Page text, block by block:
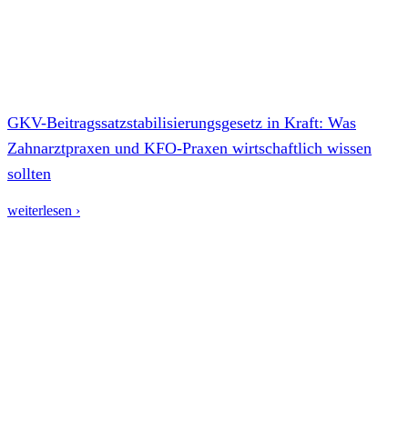
GKV-Beitragssatzstabilisierungsgesetz in Kraft: Was
Zahnarztpraxen und KFO-Praxen wirtschaftlich wissen
sollten
weiterlesen ›